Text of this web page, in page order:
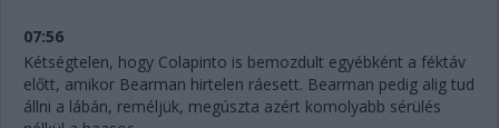
07:56
Kétségtelen, hogy Colapinto is bemozdult egyébként a féktáv
előtt, amikor Bearman hirtelen ráesett. Bearman pedig alig tud
állni a lábán, reméljük, megúszta azért komolyabb sérülés